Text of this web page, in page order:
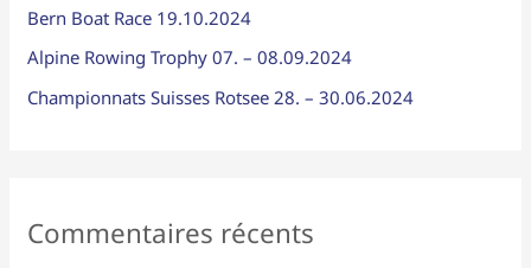
r
:
Bern Boat Race 19.10.2024
Alpine Rowing Trophy 07. – 08.09.2024
Championnats Suisses Rotsee 28. – 30.06.2024
Commentaires récents